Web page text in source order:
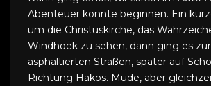
Abenteuer konnte beginnen. Ein
um die Christuskirche, das
Windhoek zu sehen, dann ging es
asphaltierten Straßen, später auf
Richtung Hakos. Müde, aber